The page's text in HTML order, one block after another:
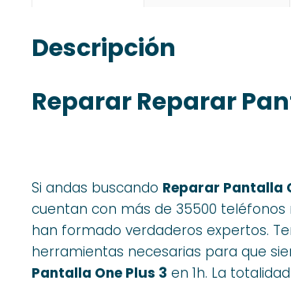
Descripción
Reparar Reparar
Si andas buscando Reparar Pantalla
cuentan con más de 35500 teléfonos
han formado verdaderos expertos.
herramientas necesarias para que
Pantalla One Plus 3 en 1h. La